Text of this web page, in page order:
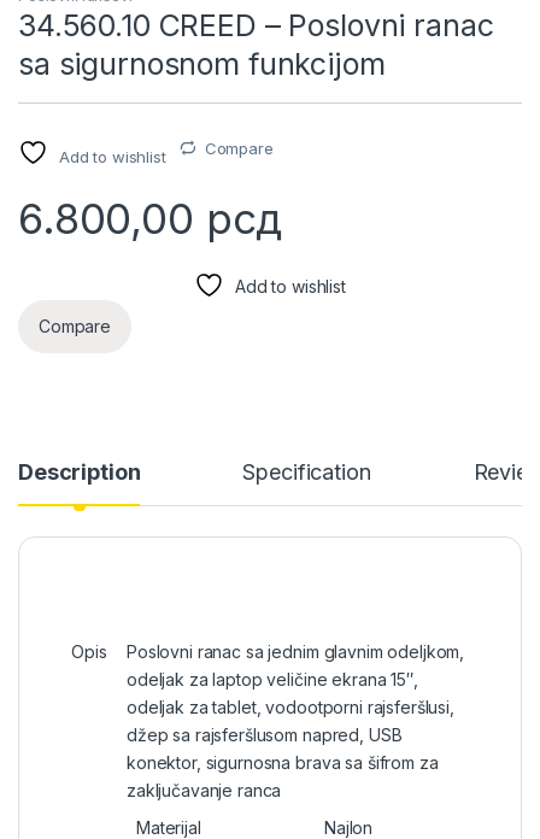
34.560.10 CREED – Poslovni ranac
sa sigurnosnom funkcijom
Add to wishlist Compare
6.800,00 рсд
Add to wishlist
Compare
Description Specification
Opis
Poslovni ranac sa jednim glavnim odeljkom,
odeljak za laptop veličine ekrana 15″,
odeljak za tablet, vodootporni rajsferšlusi,
džep sa rajsferšlusom napred, USB
konektor, sigurnosna brava sa šifrom za
zaključavanje ranca
Materijal
Najlon